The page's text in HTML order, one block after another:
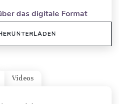
das digitale Format
Videos